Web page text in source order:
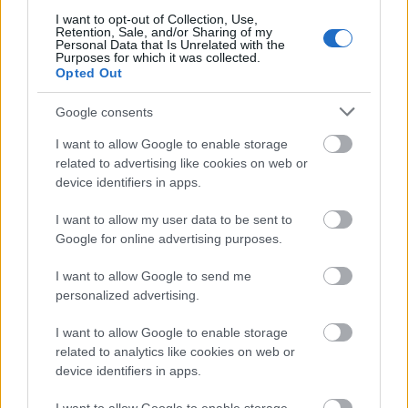
I want to opt-out of Collection, Use,
Retention, Sale, and/or Sharing of my
Personal Data that Is Unrelated with the
Purposes for which it was collected.
Opted Out
Google consents
I want to allow Google to enable storage
related to advertising like cookies on web or
device identifiers in apps.
I want to allow my user data to be sent to
Google for online advertising purposes.
I want to allow Google to send me
personalized advertising.
I want to allow Google to enable storage
related to analytics like cookies on web or
device identifiers in apps.
egyéniségüket, kitárulkoznak, de elsősorban
szakmailag, itt tényleg nincs helye a bulvárnak, aki
pletykákra éhes, az nem ebben a könyvben találja
meg az érdeklődésének megfelelő gondolatokat.
Mindegyik beszélgetés érdekes, de számomra a
valami abszolút esszenciálisan foglalta össze a
gondolatait, hihetetlen szellemi frissességgel - pedig
már 90 felé jár, hihetetlen, tényleg - , szakmai
tudásának és bölcsességének teljében és még ma is
dolgozik, habár már természetesen korának
megfelelően sajnos csak keveset, mégis minden
mondatával tanít. Molnár Piroska is fogalom
természetesen, de számomra például meglepő volt,
hogy Kiss Mari mennyire bátor színésznő, a kicsit
kakukktojás Márton András pedig rendkívüli
diplomáciai pálya után tért vissza eredeti
szakmájához, és még mindig talál benne örömet és